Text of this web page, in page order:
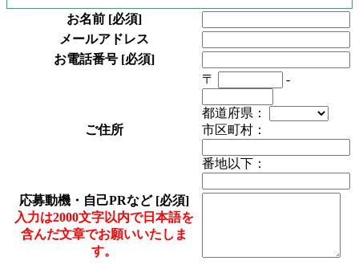
お名前 [必須]
メールアドレス
お電話番号 [必須]
ご住所
〒 -
都道府県：
市区町村：
番地以下：
応募動機・自己PRなど [必須]
入力は2000文字以内で日本語を
含んだ文章でお願いいたしま
す。